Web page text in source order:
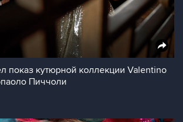
показ кутюрной коллекции Valentino
Пиччоли